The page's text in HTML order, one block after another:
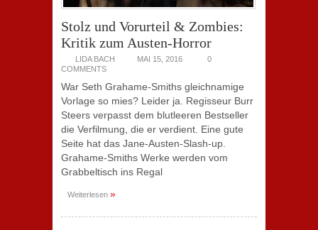
Stolz und Vorurteil & Zombies:
Kritik zum Austen-Horror
LIDA BACH MAI 15, 2016
0
COMMENTS
War Seth Grahame-Smiths gleichnamige
Vorlage so mies? Leider ja. Regisseur Burr
Steers verpasst dem blutleeren Bestseller
die Verfilmung, die er verdient. Eine gute
Seite hat das Jane-Austen-Slash-up.
Grahame-Smiths Werke werden vom
Grabbeltisch ins Regal
Weiterlesen »